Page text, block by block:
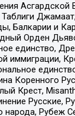
Асгардской
Балкарии и
Орден
единство,
иммиграции,
Коренного
Крест,
Русские,
народа, Рубеж